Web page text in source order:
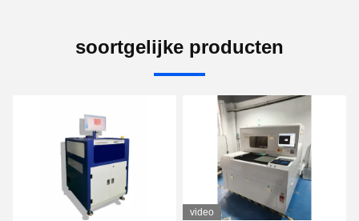
soortgelijke producten
video